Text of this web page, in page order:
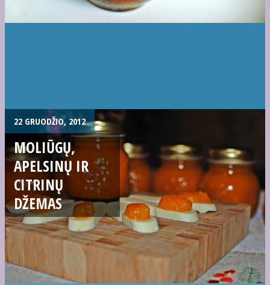
22 GRUODŽIO, 2012
MOLIŪGŲ,
APELSINŲ IR
CITRINŲ
DŽEMAS